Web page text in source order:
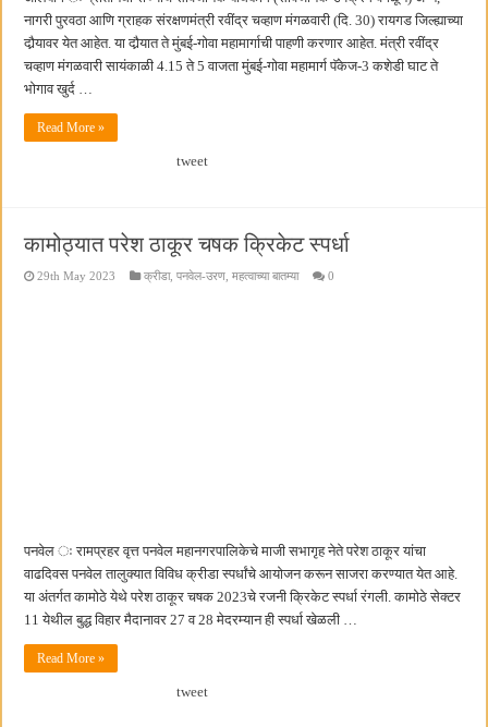
नागरी पुरवठा आणि ग्राहक संरक्षणमंत्री रवींद्र चव्हाण मंगळवारी (दि. 30) रायगड जिल्ह्याच्या
दौर्‍यावर येत आहेत. या दौर्‍यात ते मुंबई-गोवा महामार्गाची पाहणी करणार आहेत. मंत्री रवींद्र
चव्हाण मंगळवारी सायंकाळी 4.15 ते 5 वाजता मुंबई-गोवा महामार्ग पॅकेज-3 कशेडी घाट ते
भोगाव खुर्द …
Read More »
tweet
कामोठ्यात परेश ठाकूर चषक क्रिकेट स्पर्धा
29th May 2023 क्रीडा,पनवेल-उरण ,महत्वाच्या बातम्या 0
पनवेल ः रामप्रहर वृत्त पनवेल महानगरपालिकेचे माजी सभागृह नेते परेश ठाकूर यांचा
वाढदिवस पनवेल तालुक्यात विविध क्रीडा स्पर्धांचे आयोजन करून साजरा करण्यात येत आहे.
या अंतर्गत कामोठे येथे परेश ठाकूर चषक 2023चे रजनी क्रिकेट स्पर्धा रंगली. कामोठे सेक्टर
11 येथील बुद्ध विहार मैदानावर 27 व 28 मेदरम्यान ही स्पर्धा खेळली …
Read More »
tweet